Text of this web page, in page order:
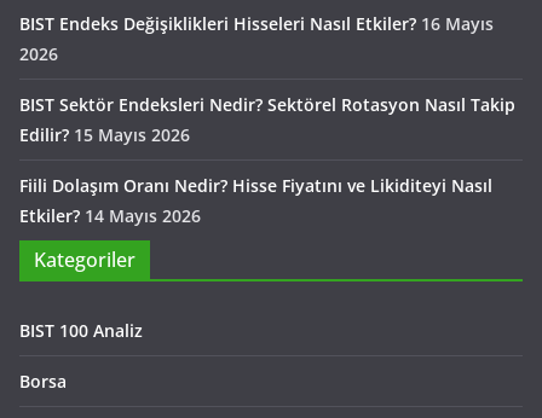
BIST Endeks Değişiklikleri Hisseleri Nasıl Etkiler? 16 Mayıs
2026
BIST Sektör Endeksleri Nedir? Sektörel Rotasyon Nasıl Takip
Edilir? 15 Mayıs 2026
Fiili Dolaşım Oranı Nedir? Hisse Fiyatını ve Likiditeyi Nasıl
Etkiler? 14 Mayıs 2026
Kategoriler
BIST 100 Analiz
Borsa